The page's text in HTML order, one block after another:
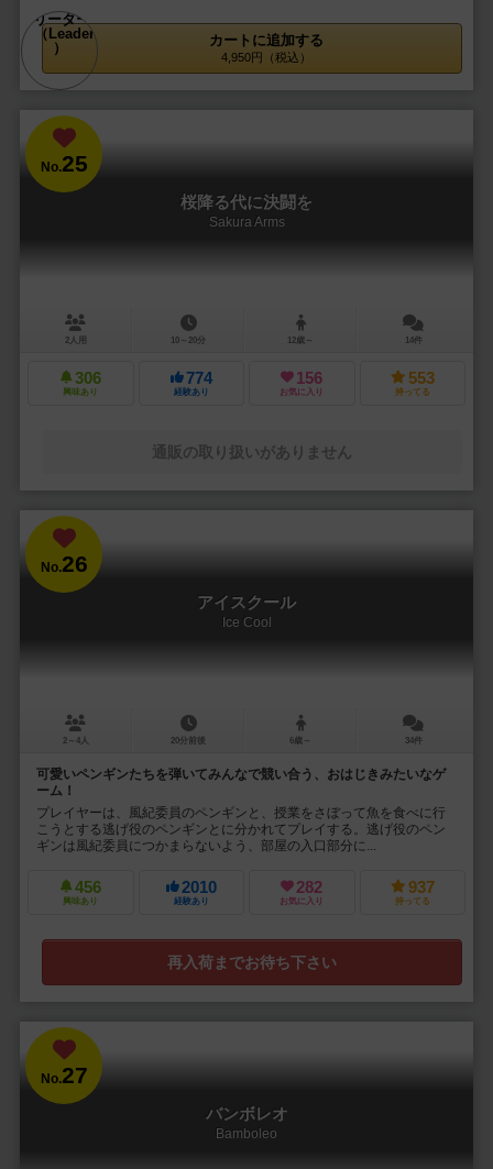
カートに追加する
4,950円（税込）
No.25
桜降る代に決闘を
Sakura Arms
2人用 10～20分 12歳～ 14件
306
興味あり
774
経験あり
156
お気に入り
553
持ってる
通販の取り扱いがありません
No.26
アイスクール
Ice Cool
2～4人 20分前後 6歳～ 34件
可愛いペンギンたちを弾いてみんなで競い合う、おはじきみたいなゲ
ーム！
プレイヤーは、風紀委員のペンギンと、授業をさぼって魚を食べに行
こうとする逃げ役のペンギンとに分かれてプレイする。逃げ役のペン
ギンは風紀委員につかまらないよう、部屋の入口部分に...
456
興味あり
2010
経験あり
282
お気に入り
937
持ってる
再入荷までお待ち下さい
No.27
バンボレオ
Bamboleo